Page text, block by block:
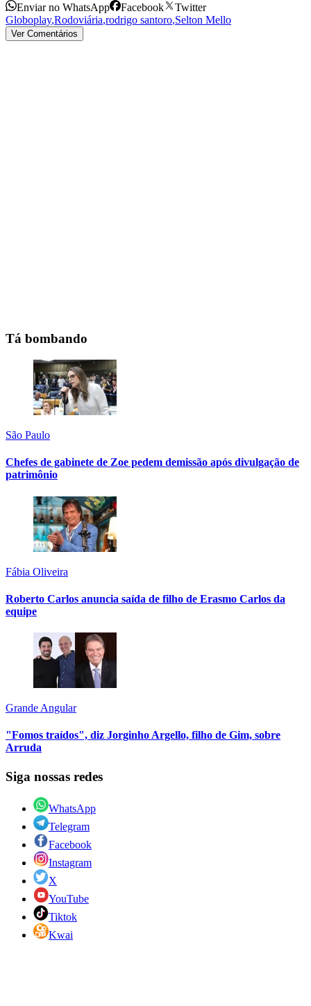
Enviar no WhatsApp Facebook
Twitter
Globoplay,Rodoviária,rodrigo santoro,Selton Mello
Ver Comentários
Tá bombando
São Paulo
Chefes de gabinete de Zoe pedem demissão após divulgação de
patrimônio
Fábia Oliveira
Roberto Carlos anuncia saída de filho de Erasmo Carlos da
equipe
Grande Angular
"Fomos traídos", diz Jorginho Argello, filho de Gim, sobre
Arruda
Siga nossas redes
WhatsApp
Telegram
Facebook
Instagram
X
YouTube
Tiktok
Kwai